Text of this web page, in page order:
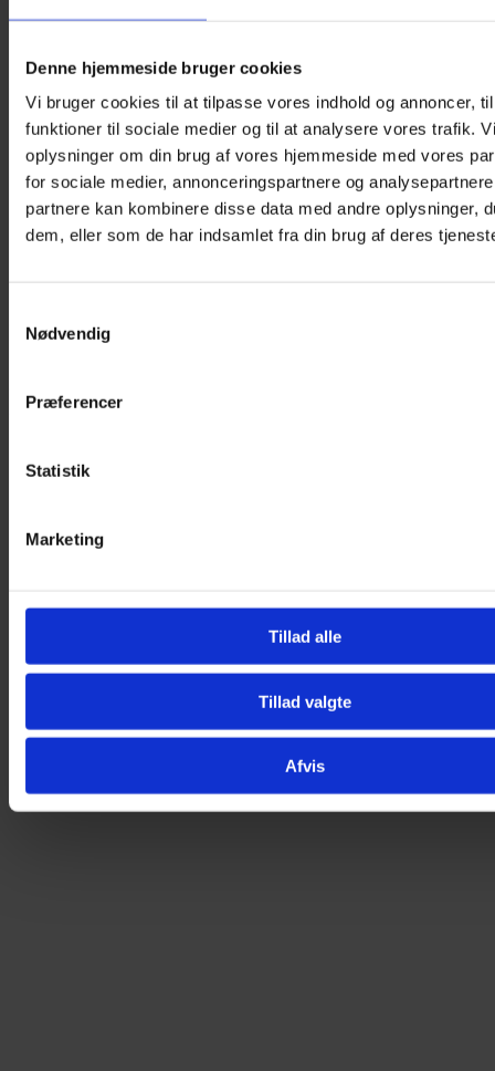
Denne hjemmeside bruger cookies
Vi bruger cookies til at tilpasse vores indhold og annoncer,
funktioner til sociale medier og til at analysere vores trafik.
oplysninger om din brug af vores hjemmeside med vores
for sociale medier, annonceringspartnere og
partnere kan kombinere disse data med andre oplysninger,
dem, eller som de har indsamlet fra din brug af deres
Nødvendig
Præferencer
Statistik
Marketing
Tillad alle
Tillad valgte
Afvis
sikrer, at etuiet lukker sikkert, så du aldrig behøver at
medfølgende mikrofiberklud har samme mønster som
ridsefri rengøring af brillerne, hvad enten solbriller,
læsebriller eller almindelige briller. Selv uden brug af
rengøringsmidler. Det kan maskinvaskes ved 60 grader
og lufttørre.
Størrelse på brilleetui:
Længde: 16 cm
Højde: 3,5 cm
Størrelse på mikrofiberklud:
18 x 15 cm
brilleholdere.
Størrelse